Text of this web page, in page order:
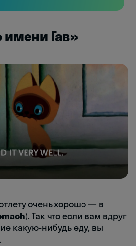
имени Гав»
очень хорошо — в
). Так что если вам вдруг
какую-нибудь еду, вы